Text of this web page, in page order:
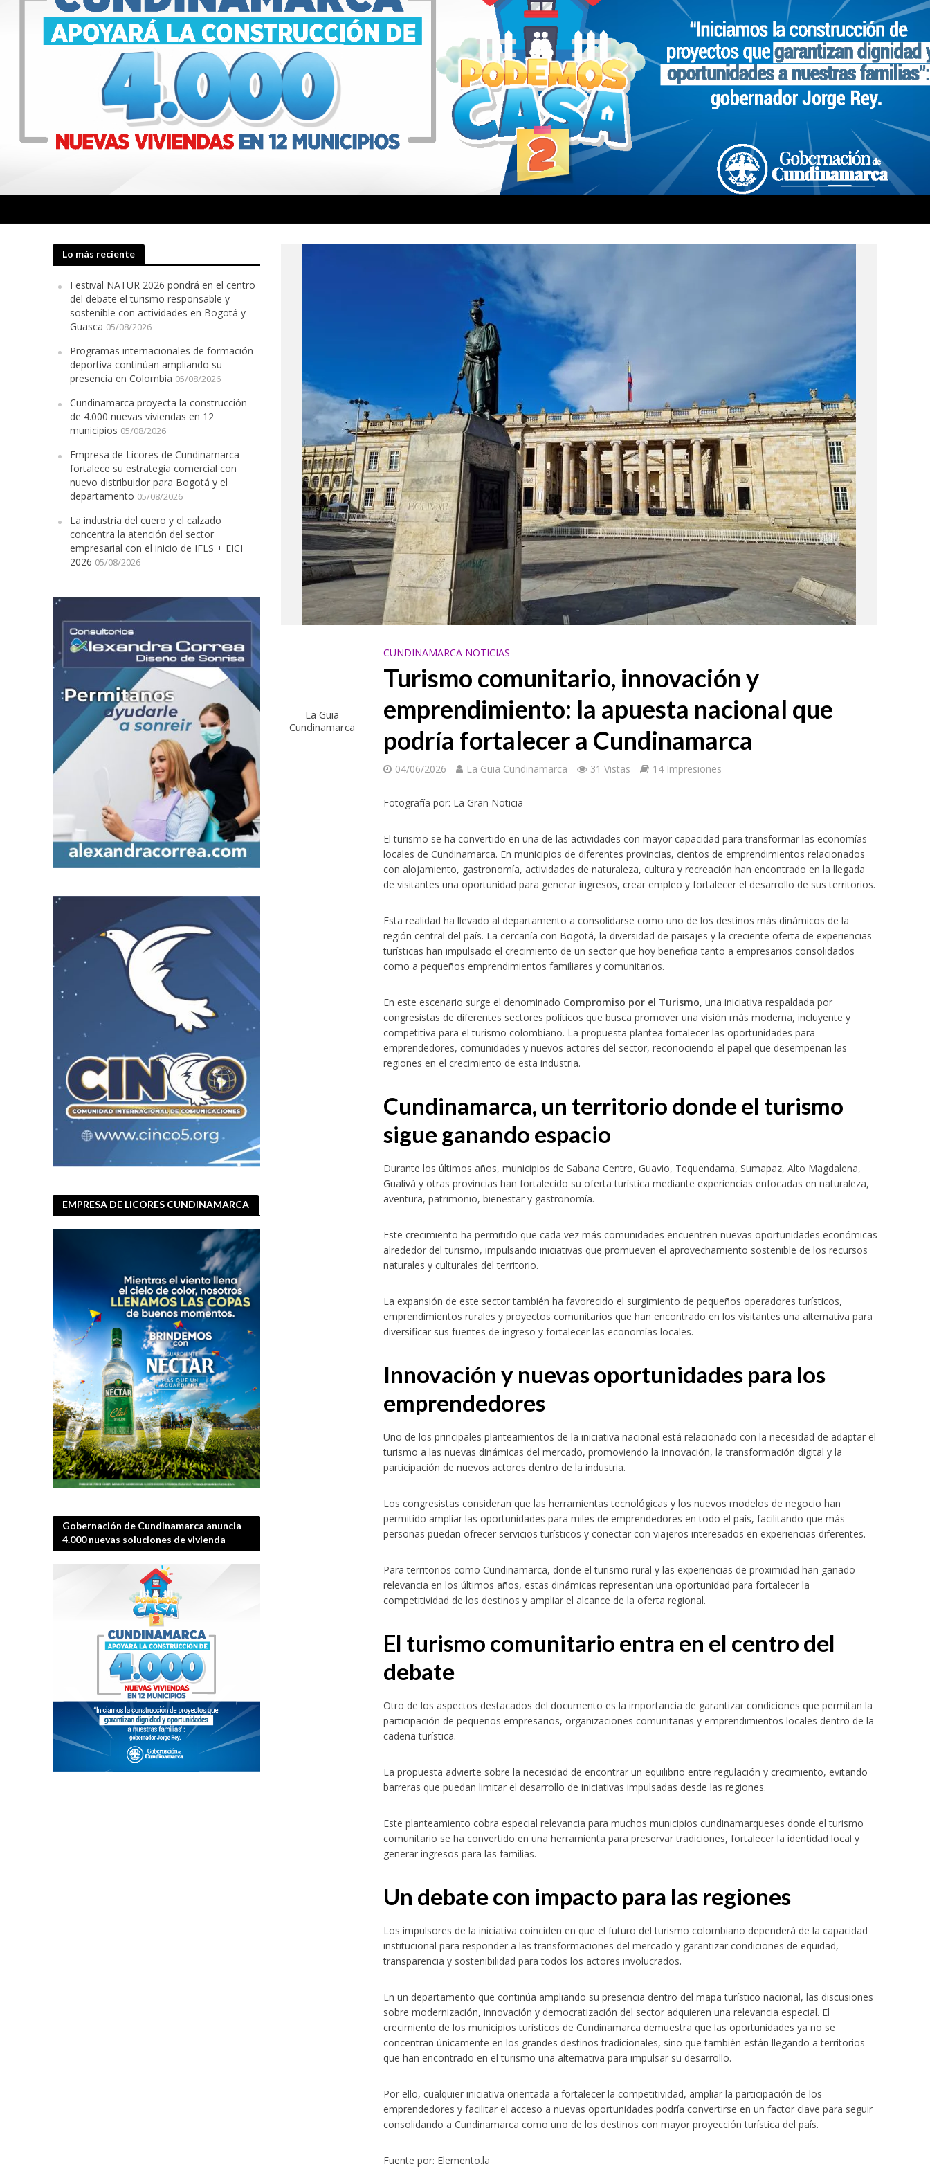
Lo más reciente
Festival NATUR 2026 pondrá en el centro
del debate el turismo responsable y
sostenible con actividades en Bogotá y
Guasca 05/08/2026
Programas internacionales de formación
deportiva continúan ampliando su
presencia en Colombia 05/08/2026
Cundinamarca proyecta la construcción
de 4.000 nuevas viviendas en 12
municipios 05/08/2026
Empresa de Licores de Cundinamarca
fortalece su estrategia comercial con
nuevo distribuidor para Bogotá y el
departamento 05/08/2026
La industria del cuero y el calzado
concentra la atención del sector
empresarial con el inicio de IFLS + EICI
2026 05/08/2026
EMPRESA DE LICORES CUNDINAMARCA
Gobernación de Cundinamarca anuncia
4.000 nuevas soluciones de vivienda
La Guia
Cundinamarca
CUNDINAMARCA NOTICIAS
Turismo comunitario, innovación y
emprendimiento: la apuesta nacional que
podría fortalecer a Cundinamarca
04/06/2026 La Guia Cundinamarca 31 Vistas 14 Impresiones
Fotografía por: La Gran Noticia
El turismo se ha convertido en una de las actividades con mayor capacidad para transformar las economías
locales de Cundinamarca. En municipios de diferentes provincias, cientos de emprendimientos relacionados
con alojamiento, gastronomía, actividades de naturaleza, cultura y recreación han encontrado en la llegada
de visitantes una oportunidad para generar ingresos, crear empleo y fortalecer el desarrollo de sus territorios.
Esta realidad ha llevado al departamento a consolidarse como uno de los destinos más dinámicos de la
región central del país. La cercanía con Bogotá, la diversidad de paisajes y la creciente oferta de experiencias
turísticas han impulsado el crecimiento de un sector que hoy beneficia tanto a empresarios consolidados
como a pequeños emprendimientos familiares y comunitarios.
En este escenario surge el denominado Compromiso por el Turismo, una iniciativa respaldada por
congresistas de diferentes sectores políticos que busca promover una visión más moderna, incluyente y
competitiva para el turismo colombiano. La propuesta plantea fortalecer las oportunidades para
emprendedores, comunidades y nuevos actores del sector, reconociendo el papel que desempeñan las
regiones en el crecimiento de esta industria.
Cundinamarca, un territorio donde el turismo
sigue ganando espacio
Durante los últimos años, municipios de Sabana Centro, Guavio, Tequendama, Sumapaz, Alto Magdalena,
Gualivá y otras provincias han fortalecido su oferta turística mediante experiencias enfocadas en naturaleza,
aventura, patrimonio, bienestar y gastronomía.
Este crecimiento ha permitido que cada vez más comunidades encuentren nuevas oportunidades económicas
alrededor del turismo, impulsando iniciativas que promueven el aprovechamiento sostenible de los recursos
naturales y culturales del territorio.
La expansión de este sector también ha favorecido el surgimiento de pequeños operadores turísticos,
emprendimientos rurales y proyectos comunitarios que han encontrado en los visitantes una alternativa para
diversificar sus fuentes de ingreso y fortalecer las economías locales.
Innovación y nuevas oportunidades para los
emprendedores
Uno de los principales planteamientos de la iniciativa nacional está relacionado con la necesidad de adaptar el
turismo a las nuevas dinámicas del mercado, promoviendo la innovación, la transformación digital y la
participación de nuevos actores dentro de la industria.
Los congresistas consideran que las herramientas tecnológicas y los nuevos modelos de negocio han
permitido ampliar las oportunidades para miles de emprendedores en todo el país, facilitando que más
personas puedan ofrecer servicios turísticos y conectar con viajeros interesados en experiencias diferentes.
Para territorios como Cundinamarca, donde el turismo rural y las experiencias de proximidad han ganado
relevancia en los últimos años, estas dinámicas representan una oportunidad para fortalecer la
competitividad de los destinos y ampliar el alcance de la oferta regional.
El turismo comunitario entra en el centro del
debate
Otro de los aspectos destacados del documento es la importancia de garantizar condiciones que permitan la
participación de pequeños empresarios, organizaciones comunitarias y emprendimientos locales dentro de la
cadena turística.
La propuesta advierte sobre la necesidad de encontrar un equilibrio entre regulación y crecimiento, evitando
barreras que puedan limitar el desarrollo de iniciativas impulsadas desde las regiones.
Este planteamiento cobra especial relevancia para muchos municipios cundinamarqueses donde el turismo
comunitario se ha convertido en una herramienta para preservar tradiciones, fortalecer la identidad local y
generar ingresos para las familias.
Un debate con impacto para las regiones
Los impulsores de la iniciativa coinciden en que el futuro del turismo colombiano dependerá de la capacidad
institucional para responder a las transformaciones del mercado y garantizar condiciones de equidad,
transparencia y sostenibilidad para todos los actores involucrados.
En un departamento que continúa ampliando su presencia dentro del mapa turístico nacional, las discusiones
sobre modernización, innovación y democratización del sector adquieren una relevancia especial. El
crecimiento de los municipios turísticos de Cundinamarca demuestra que las oportunidades ya no se
concentran únicamente en los grandes destinos tradicionales, sino que también están llegando a territorios
que han encontrado en el turismo una alternativa para impulsar su desarrollo.
Por ello, cualquier iniciativa orientada a fortalecer la competitividad, ampliar la participación de los
emprendedores y facilitar el acceso a nuevas oportunidades podría convertirse en un factor clave para seguir
consolidando a Cundinamarca como uno de los destinos con mayor proyección turística del país.
Fuente por: Elemento.la